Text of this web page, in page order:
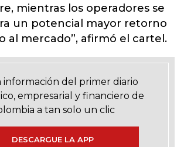
mientras los operadores se
un potencial mayor retorno
al mercado”, afirmó el cartel.
información del primer diario
empresarial y financiero de
a tan solo un clic
DESCARGUE LA APP